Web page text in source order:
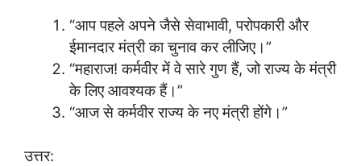
“आप पहले अपने जैसे सेवाभावी, परोपकारी और
ईमानदार मंत्री का चुनाव कर लीजिए।”
“महाराज! कर्मवीर में वे सारे गुण हैं, जो राज्य के मंत्री
के लिए आवश्यक हैं।”
“आज से कर्मवीर राज्य के नए मंत्री होंगे।”
उत्तर: